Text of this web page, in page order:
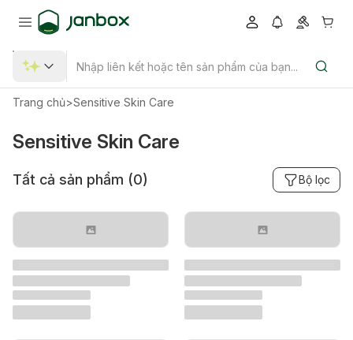
Trang chủ>Sensitive Skin Care
Sensitive Skin Care
Tất cả sản phẩm (0) Bộ lọc